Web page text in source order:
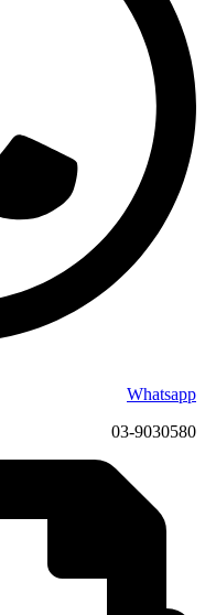
Whatsapp
03-9030580